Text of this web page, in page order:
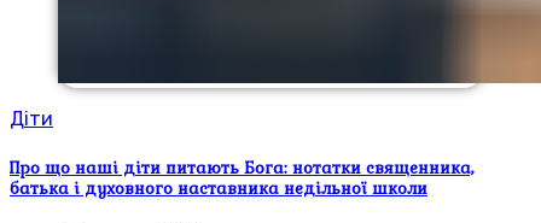
Діти
Про що наші діти питають Бога: нотатки священника,
батька і духовного наставника недільної школи